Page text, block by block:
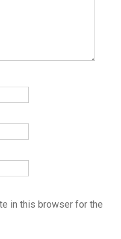
in this browser for the